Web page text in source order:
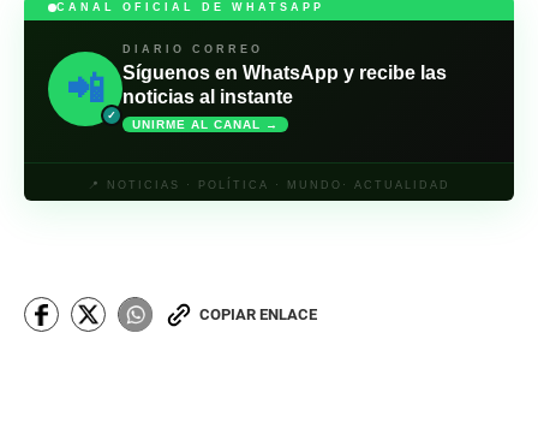
CANAL OFICIAL DE WHATSAPP
📲
✓
DIARIO CORREO
Síguenos en WhatsApp y recibe las
noticias al instante
UNIRME AL CANAL →
📍 NOTICIAS · POLÍTICA · MUNDO· ACTUALIDAD
COPIAR ENLACE